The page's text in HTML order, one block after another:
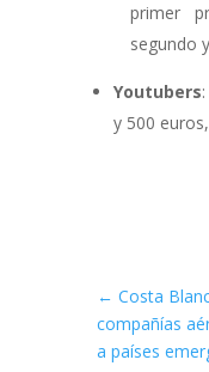
primer
segundo
Youtubers
y 500
← Costa
compañías
a países